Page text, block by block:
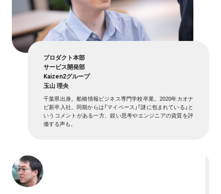
プロダクト本部
サービス開発部
Kaizen2グループ
玉山 理央
千葉県出身。船橋情報ビジネス専門学校卒業。2020年カオナ
ビ新卒入社。同期からは「マイペース」「謎に包まれている」と
いうコメントがある一方、鋭い思考やエンジニアの資質を評
価する声も。